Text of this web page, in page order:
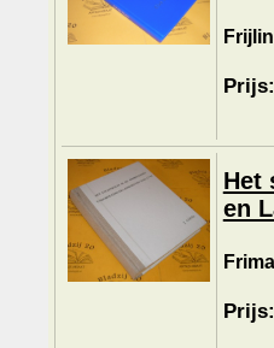
Het
en